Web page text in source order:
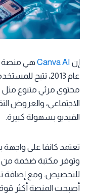
إن Canva AIهي منصة
عام 2013، تتيح
محتوى مرئي متنوع
الاجتماعي، والعروض
الفيديو بسهولة كبيرة.
تعتمد كانفا على
وتوفر مكتبة ضخمة من
للتخصيص. ومع إضافة
أصبحت المنصة أكثر قوة